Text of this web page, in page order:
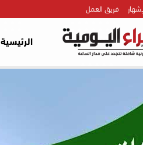
فريق العمل
الرئيسية